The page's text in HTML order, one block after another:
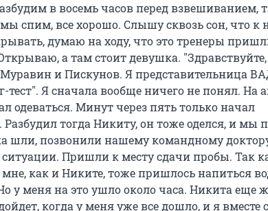
в восемь часов перед взвешиванием,
спим, все хорошо. Слышу сквозь сон, что к
думаю на ходу, что это тренеры
а там стоит девушка.
и Пискунов. Я представительница
Я сначала вообще ничего не понял. На
одеваться. Минут через пять только начал
Разбудил тогда Никиту, он тоже оделся, и мы
шли, позвонили нашему командному
ситуации. Пришли к месту сдачи пробы. Так
мне, как и Никите, тоже пришлось напиться
у меня на это ушло около часа. Никита еще
когда у меня уже все дошло, и я вместе с